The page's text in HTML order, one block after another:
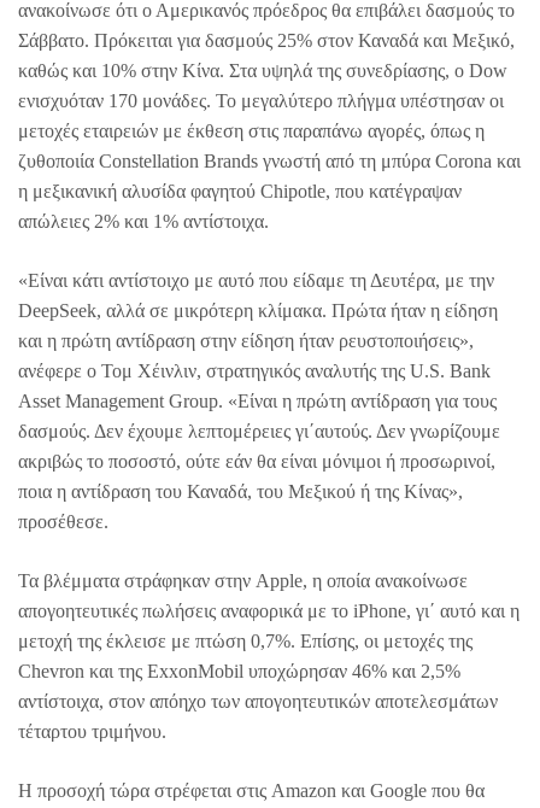
ανακοίνωσε ότι ο Αμερικανός πρόεδρος θα επιβάλει δασμούς το
Σάββατο. Πρόκειται για δασμούς 25% στον Καναδά και Μεξικό,
καθώς και 10% στην Κίνα. Στα υψηλά της συνεδρίασης, ο Dow
ενισχυόταν 170 μονάδες. Το μεγαλύτερο πλήγμα υπέστησαν οι
μετοχές εταιρειών με έκθεση στις παραπάνω αγορές, όπως η
ζυθοποιία Constellation Brands γνωστή από τη μπύρα Corona και
η μεξικανική αλυσίδα φαγητού Chipotle, που κατέγραψαν
απώλειες 2% και 1% αντίστοιχα.
«Είναι κάτι αντίστοιχο με αυτό που είδαμε τη Δευτέρα, με την
DeepSeek, αλλά σε μικρότερη κλίμακα. Πρώτα ήταν η είδηση
και η πρώτη αντίδραση στην είδηση ήταν ρευστοποιήσεις»,
ανέφερε ο Τομ Χέινλιν, στρατηγικός αναλυτής της U.S. Bank
Asset Management Group. «Είναι η πρώτη αντίδραση για τους
δασμούς. Δεν έχουμε λεπτομέρειες γι΄αυτούς. Δεν γνωρίζουμε
ακριβώς το ποσοστό, ούτε εάν θα είναι μόνιμοι ή προσωρινοί,
ποια η αντίδραση του Καναδά, του Μεξικού ή της Κίνας»,
προσέθεσε.
Τα βλέμματα στράφηκαν στην Apple, η οποία ανακοίνωσε
απογοητευτικές πωλήσεις αναφορικά με το iPhone, γι΄ αυτό και η
μετοχή της έκλεισε με πτώση 0,7%. Επίσης, οι μετοχές της
Chevron και της ExxonMobil υποχώρησαν 46% και 2,5%
αντίστοιχα, στον απόηχο των απογοητευτικών αποτελεσμάτων
τέταρτου τριμήνου.
Η προσοχή τώρα στρέφεται στις Amazon και Google που θα